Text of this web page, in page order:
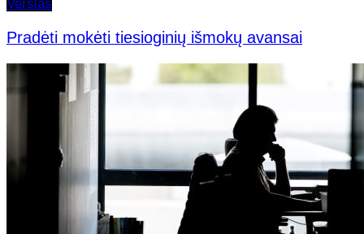
Verslas
Pradėti mokėti tiesioginių išmokų avansai